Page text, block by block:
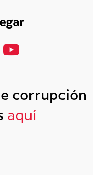
corrupción
aquí